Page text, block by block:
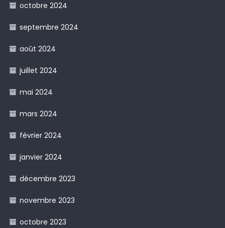
octobre 2024
septembre 2024
août 2024
juillet 2024
mai 2024
mars 2024
février 2024
janvier 2024
décembre 2023
novembre 2023
octobre 2023